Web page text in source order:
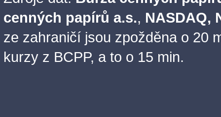
cenných papírů a.s., NASDAQ,
ze zahraničí jsou zpožděna o 20
kurzy z BCPP, a to o 15 min.